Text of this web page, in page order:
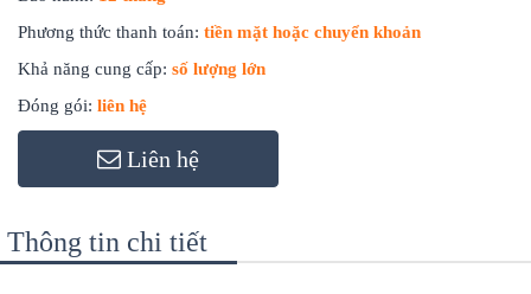
Phương thức thanh toán: tiền mặt hoặc chuyển khoản
Khả năng cung cấp: số lượng lớn
Đóng gói: liên hệ
Liên hệ
Thông tin chi tiết